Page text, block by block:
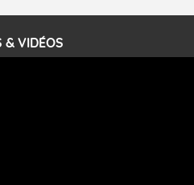
de 50 km/h et atteindre 80 à 100 km/h
davantage. Il parcourt la basse vallée
Provence et envahit le littoral
à partir de la Camargue.
& VIDÉOS